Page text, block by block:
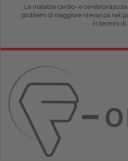
Le malattie cardio- e
problemi di maggiore rilevanza nel
in termini